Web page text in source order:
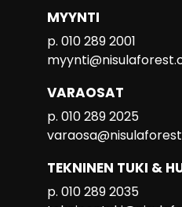
MYYNTI
p. 010 289 2001
VARAOSAT
p. 010 289 2025
TEKNINEN TUKI &
p. 010 289 2035